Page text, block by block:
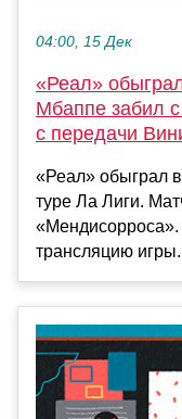
04:00, 15 Дек
«Реал»
Мбаппе забил
с передачи
«Реал» обыграл
туре Ла Лиги.
«Мендисорроса».
трансляцию игры.